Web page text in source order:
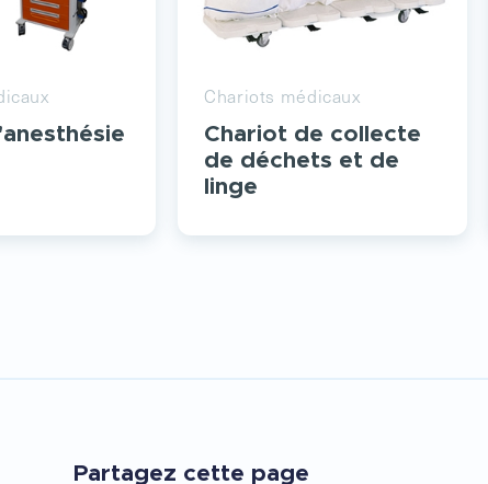
Chariots médicaux
Chariot de collecte
de déchets et de
linge
Partagez cette page